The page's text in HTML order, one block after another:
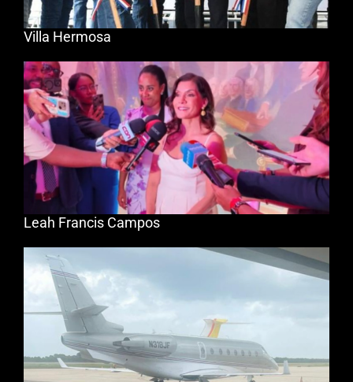
Villa Hermosa
Leah Francis Campos